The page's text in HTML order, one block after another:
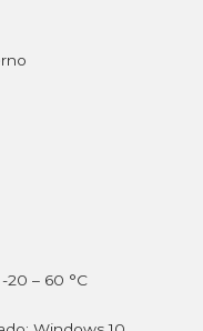
20 – 60 °C